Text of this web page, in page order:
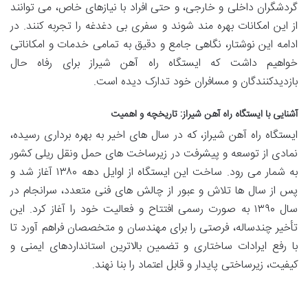
گردشگران داخلی و خارجی، و حتی افراد با نیازهای خاص، می توانند
از این امکانات بهره مند شوند و سفری بی دغدغه را تجربه کنند. در
ادامه این نوشتار، نگاهی جامع و دقیق به تمامی خدمات و امکاناتی
خواهیم داشت که ایستگاه راه آهن شیراز برای رفاه حال
بازدیدکنندگان و مسافران خود تدارک دیده است.
آشنایی با ایستگاه راه آهن شیراز: تاریخچه و اهمیت
ایستگاه راه آهن شیراز، که در سال های اخیر به بهره برداری رسیده،
نمادی از توسعه و پیشرفت در زیرساخت های حمل ونقل ریلی کشور
به شمار می رود. ساخت این ایستگاه از اوایل دهه ۱۳۸۰ آغاز شد و
پس از سال ها تلاش و عبور از چالش های فنی متعدد، سرانجام در
سال ۱۳۹۰ به صورت رسمی افتتاح و فعالیت خود را آغاز کرد. این
تأخیر چندساله، فرصتی را برای مهندسان و متخصصان فراهم آورد تا
با رفع ایرادات ساختاری و تضمین بالاترین استانداردهای ایمنی و
کیفیت، زیرساختی پایدار و قابل اعتماد را بنا نهند.